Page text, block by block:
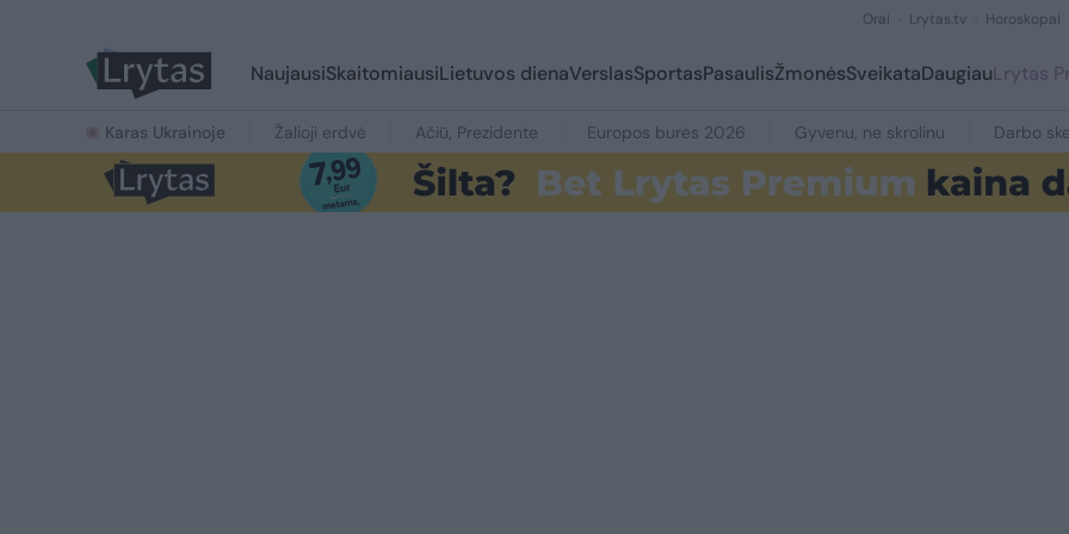
Orai Lrytas.tv Horoskopai
NaujausiSkaitomiausiLietuvos dienaVerslasSportasPasaulisŽmonėsSveikataDaugiauLrytas
Karas Ukrainoje Žalioji erdvė Ačiū, Prezidente Europos burės 2026 Gyvenu, ne skrolinu Darbo